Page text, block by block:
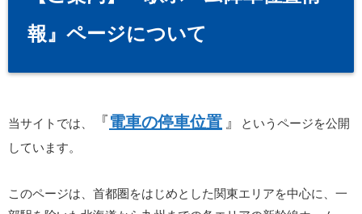
報』ページについて
当サイトでは、 『電車の停車位置 』
というページを公開
しています。
このページは、首都圏をはじめとした関東エリアを中心に、一